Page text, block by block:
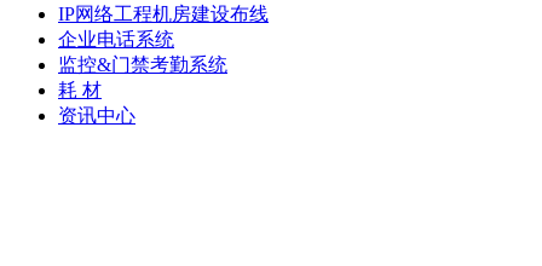
IP网络工程机房建设布线
企业电话系统
监控&门禁考勤系统
耗 材
资讯中心